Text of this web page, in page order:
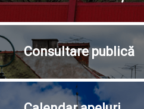
Consultarepublică